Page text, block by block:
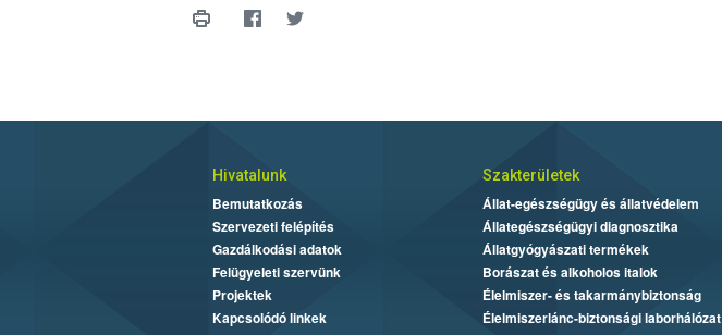
Hivatalunk
Bemutatkozás
Szervezeti felépítés
Gazdálkodási adatok
Felügyeleti szervünk
Projektek
Kapcsolódó linkek
Szakterületek
Állat-egészségügy és állatvédelem
Állategészségügyi diagnosztika
Állatgyógyászati termékek
Borászat és alkoholos italok
Élelmiszer- és takarmánybiztonság
Élelmiszerlánc-biztonsági laborhálózat